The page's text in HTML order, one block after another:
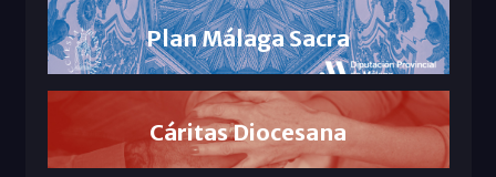
Plan Málaga Sacra
Cáritas Diocesana